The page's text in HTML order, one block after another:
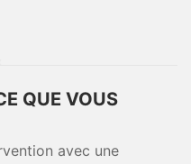
QUE VOUS
avec une